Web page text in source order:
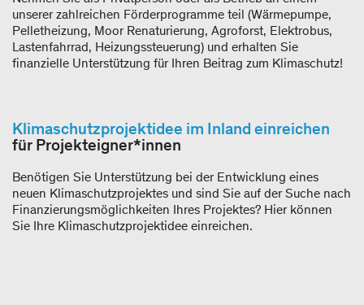
unserer zahlreichen Förderprogramme teil (Wärmepumpe,
Pelletheizung, Moor Renaturierung, Agroforst, Elektrobus,
Lastenfahrrad, Heizungssteuerung) und erhalten Sie
finanzielle Unterstützung für Ihren Beitrag zum Klimaschutz!
Klimaschutzprojektidee im Inland einreichen
für Projekteigner*innen
Benötigen Sie Unterstützung bei der Entwicklung eines
neuen Klimaschutzprojektes und sind Sie auf der Suche nach
Finanzierungsmöglichkeiten Ihres Projektes? Hier können
Sie Ihre Klimaschutzprojektidee einreichen.